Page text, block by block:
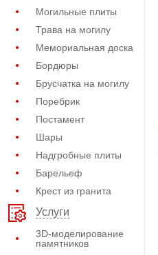
Могильные плиты
Трава на могилу
Мемориальная доска
Бордюры
Брусчатка на могилу
Поребрик
Постамент
Шары
Надгробные плиты
Барельеф
Крест из гранита
Услуги
3D-моделирование
памятников